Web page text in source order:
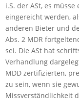
i.S. der ASt, es
eingereicht werden,
anderen Bieter und
Abs. 2 MDR
sei. Die ASt hat
Verhandlung
MDD zertifizierten,
zu sein, wenn sie
Missverständlichkeit